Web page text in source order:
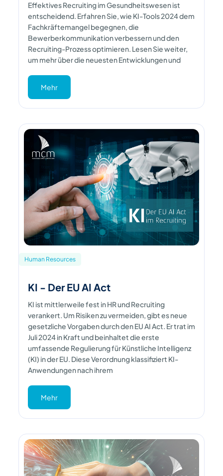
Effektives Recruiting im Gesundheitswesen ist
entscheidend. Erfahren Sie, wie KI-Tools 2024 dem
Fachkräftemangel begegnen, die
Bewerberkommunikation verbessern und den
Recruiting-Prozess optimieren. Lesen Sie weiter,
um mehr über die neuesten Entwicklungen und
Mehr
Human Resources
KI - Der EU AI Act
KI ist mittlerweile fest in HR und Recruiting
verankert. Um Risiken zu vermeiden, gibt es neue
gesetzliche Vorgaben durch den EU AI Act. Er trat im
Juli 2024 in Kraft und beinhaltet die erste
umfassende Regulierung für Künstliche Intelligenz
(KI) in der EU. Diese Verordnung klassifiziert KI-
Anwendungen nach ihrem
Mehr